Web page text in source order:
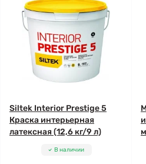
Siltek Interior Prestige 5
Краска интерьерная
латексная (12,6 кг/9 л)
В наличии